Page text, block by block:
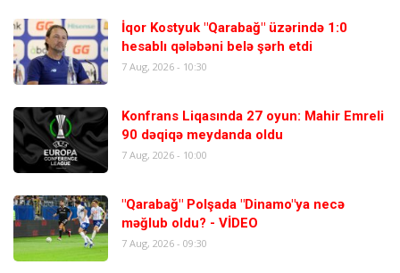
İqor Kostyuk "Qarabağ" üzərində 1:0
hesablı qələbəni belə şərh etdi
7 Aug, 2026 - 10:30
Konfrans Liqasında 27 oyun: Mahir Emreli
90 dəqiqə meydanda oldu
7 Aug, 2026 - 10:00
"Qarabağ" Polşada "Dinamo"ya necə
məğlub oldu? - VİDEO
7 Aug, 2026 - 09:30